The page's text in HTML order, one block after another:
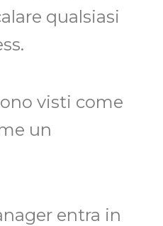
qualsiasi
visti come
un
entra in